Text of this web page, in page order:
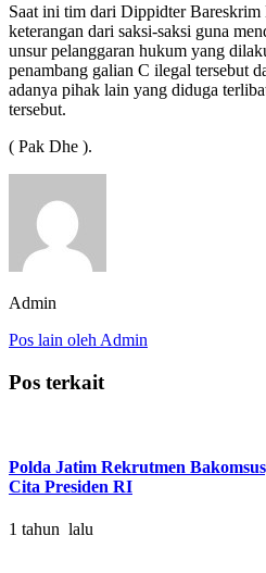
Saat ini tim dari Dippidter Bareskrim
keterangan dari saksi-saksi guna
unsur pelanggaran hukum yang
penambang galian C ilegal tersebut
adanya pihak lain yang diduga
tersebut.
( Pak Dhe ).
Admin
Pos lain oleh Admin
Pos terkait
Polda Jatim Rekrutmen
Cita Presiden RI
1 tahun lalu